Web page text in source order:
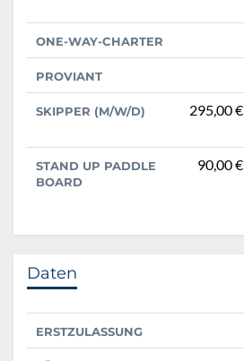
ONE-WAY-CHARTER
PROVIANT
SKIPPER (M/W/D) 295,00 €
STAND UP PADDLE
BOARD
90,00 €
Daten
ERSTZULASSUNG